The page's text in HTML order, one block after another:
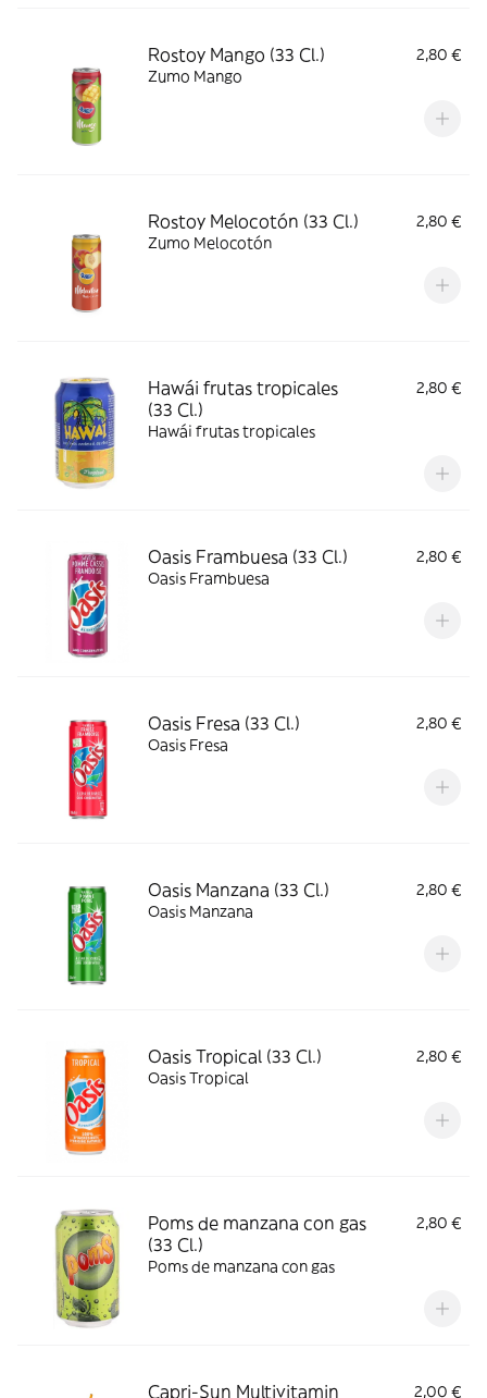
Rostoy Mango (33 Cl.)
2,80 €
Zumo Mango
Rostoy Melocotón (33 Cl.)
2,80 €
Zumo Melocotón
Hawái frutas tropicales
(33 Cl.)
2,80 €
Hawái frutas tropicales
Oasis Frambuesa (33 Cl.)
2,80 €
Oasis Frambuesa
Oasis Fresa (33 Cl.)
2,80 €
Oasis Fresa
Oasis Manzana (33 Cl.)
2,80 €
Oasis Manzana
Oasis Tropical (33 Cl.)
2,80 €
Oasis Tropical
Poms de manzana con gas
(33 Cl.)
2,80 €
Poms de manzana con gas
Capri-Sun Multivitamin 2,00 €